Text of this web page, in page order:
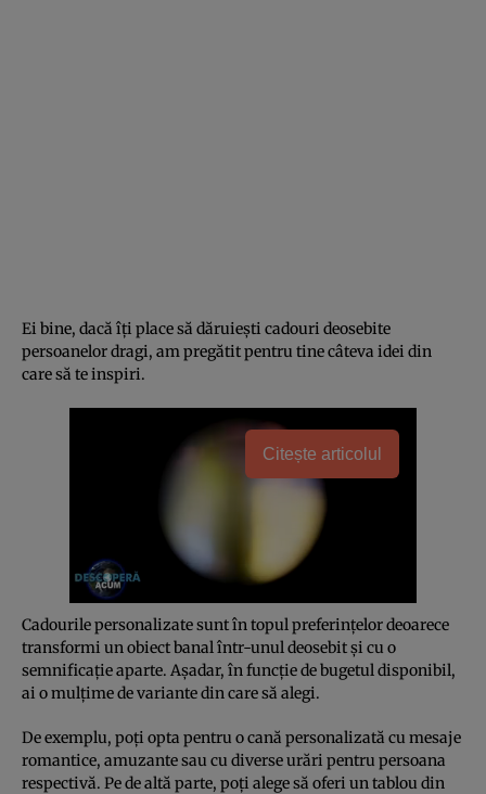
Ei bine, dacă îți place să dăruiești cadouri deosebite
persoanelor dragi, am pregătit pentru tine câteva idei din
care să te inspiri.
Citește articolul
Cadourile personalizate sunt în topul preferințelor deoarece
transformi un obiect banal într-unul deosebit și cu o
semnificație aparte. Așadar, în funcție de bugetul disponibil,
ai o mulțime de variante din care să alegi.
De exemplu, poți opta pentru o cană personalizată cu mesaje
romantice, amuzante sau cu diverse urări pentru persoana
respectivă. Pe de altă parte, poți alege să oferi un tablou din